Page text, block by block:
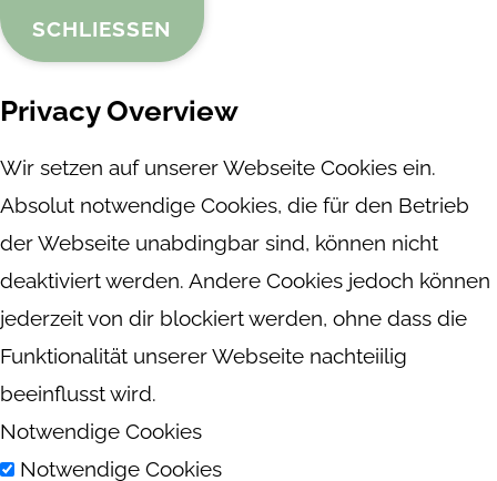
SCHLIESSEN
Privacy Overview
Wir setzen auf unserer Webseite Cookies ein.
Absolut notwendige Cookies, die für den Betrieb
der Webseite unabdingbar sind, können nicht
deaktiviert werden. Andere Cookies jedoch können
jederzeit von dir blockiert werden, ohne dass die
Funktionalität unserer Webseite nachteiilig
beeinflusst wird.
Notwendige Cookies
Notwendige Cookies